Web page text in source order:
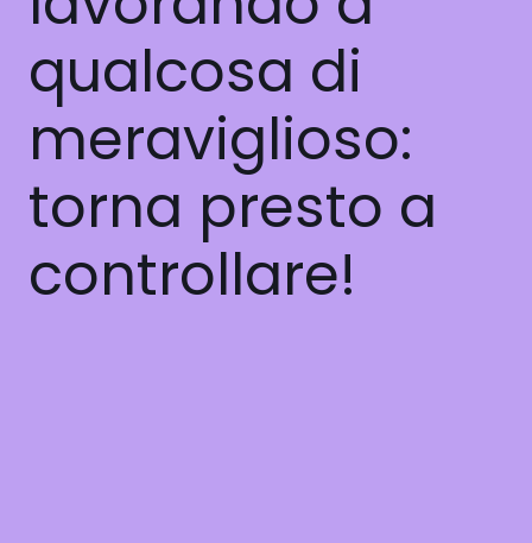
qualcosa di
meraviglioso:
torna presto a
controllare!